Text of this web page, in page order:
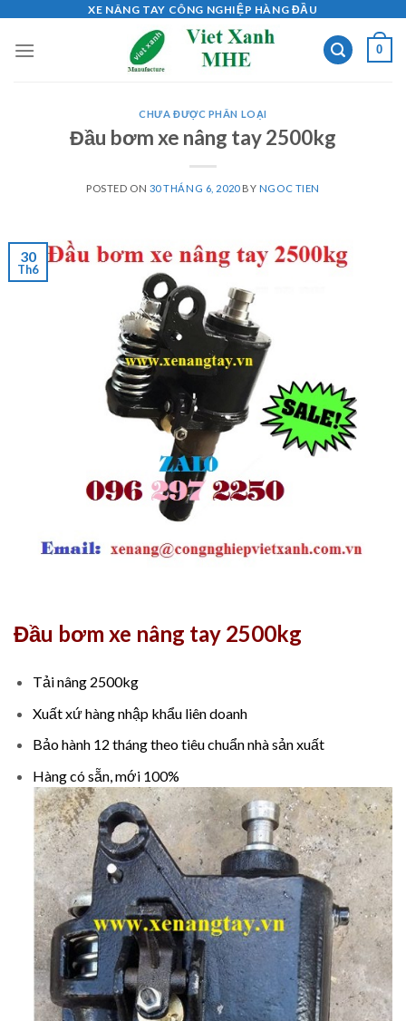
content
XE NÂNG TAY CÔNG NGHIỆP HÀNG ĐẦU
0
CHƯA ĐƯỢC PHÂN LOẠI
Đầu bơm xe nâng tay 2500kg
POSTED ON 30 THÁNG 6, 2020BY NGOC TIEN
30
Th6
Đầu bơm xe nâng tay 2500kg
Tải nâng 2500kg
Xuất xứ hàng nhập khẩu liên doanh
Bảo hành 12 tháng theo tiêu chuẩn nhà sản xuất
Hàng có sẵn, mới 100%